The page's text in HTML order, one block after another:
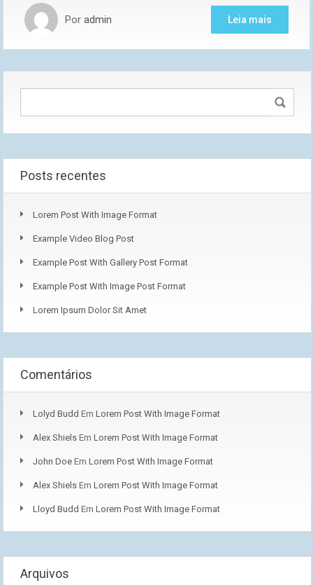
Por admin Leia mais
Posts recentes
Lorem Post With Image Format
Example Video Blog Post
Example Post With Gallery Post Format
Example Post With Image Post Format
Lorem Ipsum Dolor Sit Amet
Comentários
Lolyd Budd Em Lorem Post With Image Format
Alex Shiels Em Lorem Post With Image Format
John Doe Em Lorem Post With Image Format
Alex Shiels Em Lorem Post With Image Format
Lloyd Budd Em Lorem Post With Image Format
Arquivos